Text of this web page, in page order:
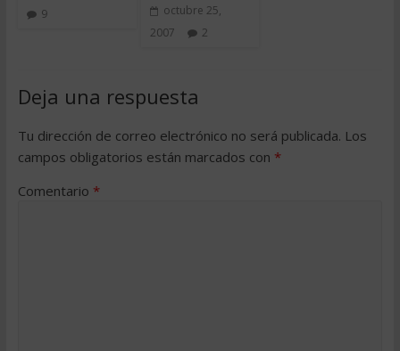
9
octubre 25,
2007
2
Deja una respuesta
Tu dirección de correo electrónico no será publicada. Los
campos obligatorios están marcados con *
Comentario *